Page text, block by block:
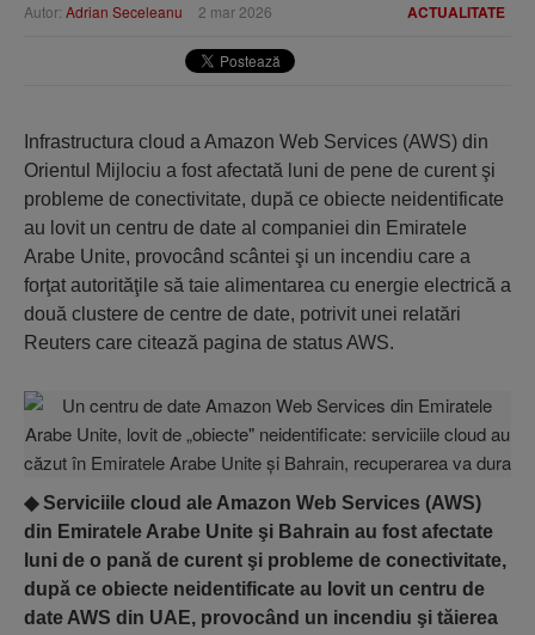
ACTUALITATE
Autor: Adrian Seceleanu 2 mar 2026
Infrastructura cloud a Amazon Web Services (AWS) din
Orientul Mijlociu a fost afectată luni de pene de curent şi
probleme de conectivitate, după ce obiecte neidentificate
au lovit un centru de date al companiei din Emiratele
Arabe Unite, provocând scântei şi un incendiu care a
forţat autorităţile să taie alimentarea cu energie electrică a
două clustere de centre de date, potrivit unei relatări
Reuters care citează pagina de status AWS.
◆ Serviciile cloud ale Amazon Web Services (AWS)
din Emiratele Arabe Unite şi Bahrain au fost afectate
luni de o pană de curent şi probleme de conectivitate,
după ce obiecte neidentificate au lovit un centru de
date AWS din UAE, provocând un incendiu şi tăierea